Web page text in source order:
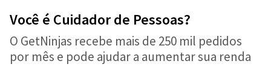
Você é Cuidador de Pessoas?
O GetNinjas recebe mais de 250 mil pedidos
por mês e pode ajudar a aumentar sua renda